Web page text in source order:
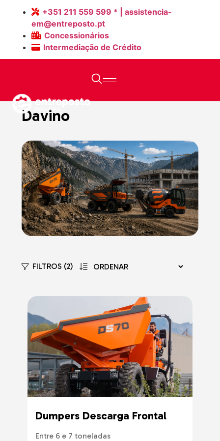
+351 211 559 599 * | assistencia-
em@entreposto.pt
Concessionários
Intermediação de Crédito
Davino
Davino
FILTROS (2)
Dumpers Descarga Frontal
Entre 6 e 7 toneladas